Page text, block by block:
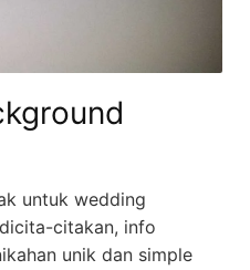
untuk wedding
citakan, info
unik dan simple